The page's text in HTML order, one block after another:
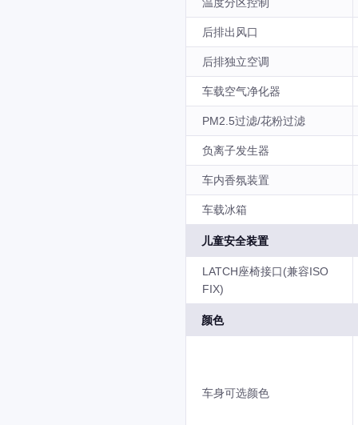
后排出风口
后排独立空调
车载空气净化器
PM2.5过滤/花粉过滤
负离子发生器
车内香氛装置
车载冰箱
儿童安全装置
LATCH座椅接口(兼容ISO
FIX)
颜色
车身可选颜色